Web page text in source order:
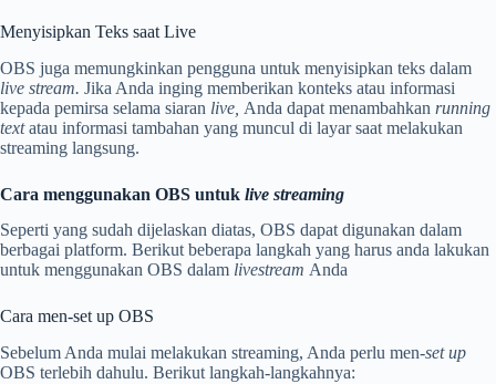
Menyisipkan Teks saat Live
OBS juga memungkinkan pengguna untuk menyisipkan teks dalam
live stream. Jika Anda inging memberikan konteks atau informasi
kepada pemirsa selama siaran live, Anda dapat menambahkan running
textatau informasi tambahan yang muncul di layar saat melakukan
streaming langsung.
Cara menggunakan OBS untuk live streaming
Seperti yang sudah dijelaskan diatas, OBS dapat digunakan dalam
berbagai platform. Berikut beberapa langkah yang harus anda lakukan
untuk menggunakan OBS dalam livestream Anda
Cara men-set up OBS
Sebelum Anda mulai melakukan streaming, Anda perlu men-set up
OBS terlebih dahulu. Berikut langkah-langkahnya: